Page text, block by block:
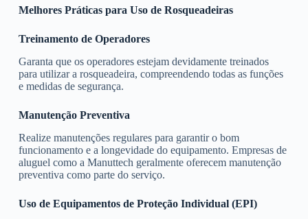
Melhores Práticas para Uso de Rosqueadeiras
Treinamento de Operadores
Garanta que os operadores estejam devidamente treinados
para utilizar a rosqueadeira, compreendendo todas as funções
e medidas de segurança.
Manutenção Preventiva
Realize manutenções regulares para garantir o bom
funcionamento e a longevidade do equipamento. Empresas de
aluguel como a Manuttech geralmente oferecem manutenção
preventiva como parte do serviço.
Uso de Equipamentos de Proteção Individual (EPI)